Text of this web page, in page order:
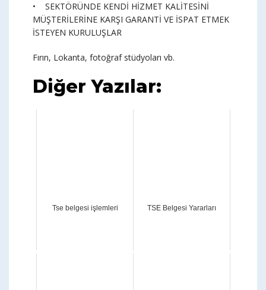
• SEKTÖRÜNDE KENDİ HİZMET KALİTESİNİ
MÜŞTERİLERİNE KARŞI GARANTİ VE İSPAT ETMEK
İSTEYEN KURULUŞLAR
Fırın, Lokanta, fotoğraf stüdyoları vb.
Diğer Yazılar:
Tse belgesi işlemleri TSE Belgesi Yararları